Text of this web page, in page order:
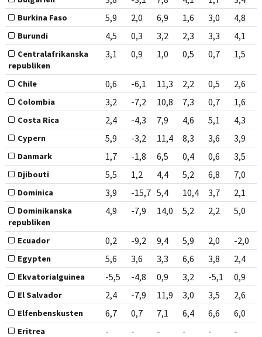
Burkina Faso 5,9 2,0 6,9 1,6 3,0 4,8
Burundi 4,5 0,3 3,2 2,3 3,3 4,1
Centralafrikanska
republiken
3,1 0,9 1,0 0,5 0,7 1,5
Chile 0,6 -6,1 11,3 2,2 0,5 2,6
Colombia 3,2 -7,2 10,8 7,3 0,7 1,6
Costa Rica 2,4 -4,3 7,9 4,6 5,1 4,3
Cypern 5,9 -3,2 11,4 8,3 3,6 3,9
Danmark 1,7 -1,8 6,5 0,4 0,6 3,5
Djibouti 5,5 1,2 4,4 5,2 6,8 7,0
Dominica 3,9 -15,7 5,4 10,4 3,7 2,1
Dominikanska
republiken
4,9 -7,9 14,0 5,2 2,2 5,0
Ecuador 0,2 -9,2 9,4 5,9 2,0 -2,0
Egypten 5,6 3,6 3,3 6,6 3,8 2,4
Ekvatorialguinea -5,5 -4,8 0,9 3,2 -5,1 0,9
El Salvador 2,4 -7,9 11,9 3,0 3,5 2,6
Elfenbenskusten 6,7 0,7 7,1 6,4 6,6 6,0
Eritrea - - - - - -